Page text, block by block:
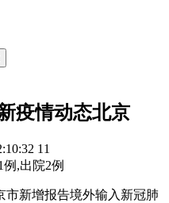
疫情动态北京
11
,出院2例
市新增报告境外输入新冠肺